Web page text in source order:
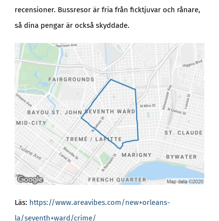
recensioner. Bussresor är fria från ficktjuvar och rånare,
så dina pengar är också skyddade.
Läs: https://www.areavibes.com/new+orleans-
la/seventh+ward/crime/